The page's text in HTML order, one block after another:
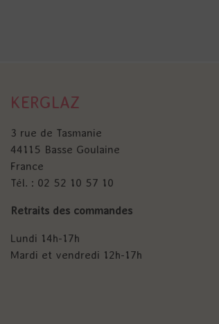
KERGLAZ
3 rue de Tasmanie
44115 Basse Goulaine
France
Tél. : 02 52 10 57 10
Retraits des commandes
Lundi 14h-17h
Mardi et vendredi 12h-17h